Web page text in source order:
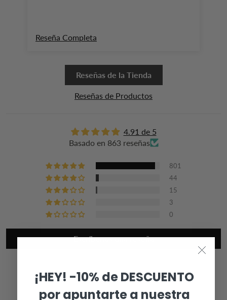
Reseña Completa
Reseñas de la Tienda
Reseñas de Productos
4.91 de 5
Basado en 863 reseñas
801
44
15
3
0
Escríbenos una reseña
¡HEY! -10% de DESCUENTO
por apuntarte a nuestra